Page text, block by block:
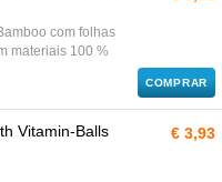
com folhas
materiais 100 %
COMPRAR
Vitamin-Balls
€ 3,93